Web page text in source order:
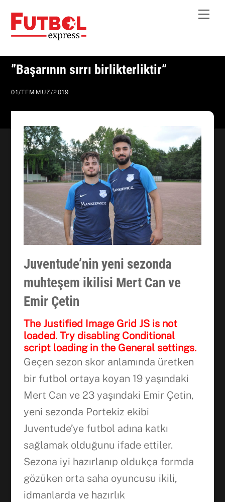
content
”Başarının sırrı birlikterliktir”
01 /TEMMUZ/2019
Juventude’nin yeni sezonda
muhteşem ikilisi Mert Can ve
Emir Çetin
The Justified Image Grid JS is not
loaded. Try disabling Conditional
script loading in the General settings.
Geçen sezon skor anlamında üretken
bir futbol ortaya koyan 19 yaşındaki
Mert Can ve 23 yaşındaki Emir Çetin,
yeni sezonda Portekiz ekibi
Juventude’ye futbol adına katkı
sağlamak olduğunu ifade ettiler.
Sezona iyi hazırlanıp oldukça formda
gözüken orta saha oyuncusu ikili,
idmanlarda ve hazırlık
Facebook